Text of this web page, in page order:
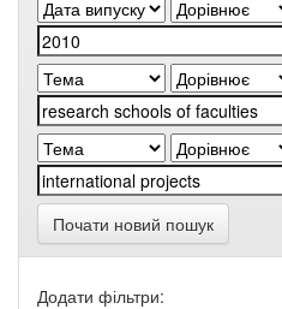
Почати новий пошук
Додати фільтри: